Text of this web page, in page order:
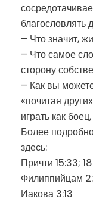
благословлять
– Что значит,
– Что самое
сторону
– Как вы
«почитая
играть как
Более
здесь:
Причти 15:33;
Филиппийцам
Иакова 3:13